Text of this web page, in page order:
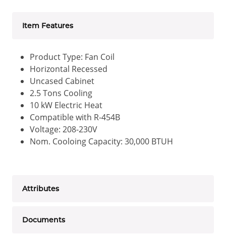
Item Features
Product Type: Fan Coil
Horizontal Recessed
Uncased Cabinet
2.5 Tons Cooling
10 kW Electric Heat
Compatible with R-454B
Voltage: 208-230V
Nom. Cooloing Capacity: 30,000 BTUH
Attributes
Documents